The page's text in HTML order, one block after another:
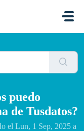
puedo
de Tusdatos?
el Lun, 1 Sep, 2025 a